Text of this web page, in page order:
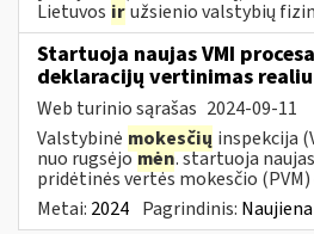
Lietuvos iružsienio valstybių
Startuoja naujas VMI
deklaracijų vertinimas
Web turinio sąrašas 2024-09-11
Valstybinė mokesčių inspekcija
nuo rugsėjomėn. startuoja
pridėtinės vertės mokesčio (PVM)
Metai: 2024 Pagrindinis: Naujiena